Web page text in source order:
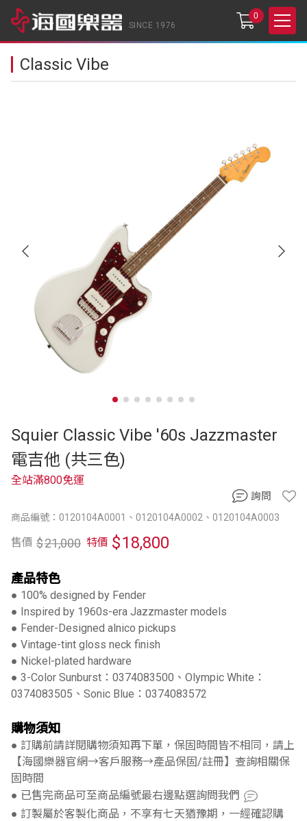
SINCE 1976
0
Classic Vibe
Squier Classic Vibe '60s Jazzmaster
電吉他 (共三色)
商品編號：0120104A0001、0120104A0002、0120104A0003
全站滿800免運
售價 $21,000 特價 $18,800
產品特色
● 100% designed by Fender
● Inspired by 1960s-era Jazzmaster models
● Fender-Designed alnico pickups
● Vintage-tint gloss neck finish
● Nickel-plated hardware
● 3-Color Sunburst：0374083500、Olympic White：
0374083505、Sonic Blue：0374083572
購物須知
● 訂購前請詳閱購物須知再下單，保固時間皆不相同，請上
【海國樂器官網→客戶服務→產品保固/註冊】查詢相關保
固時間
● 已售完商品可至商品編號最右邊點選詢問我們
● 訂製屬於客製化商品，不享有七天猶豫期，一經確認購
詢問